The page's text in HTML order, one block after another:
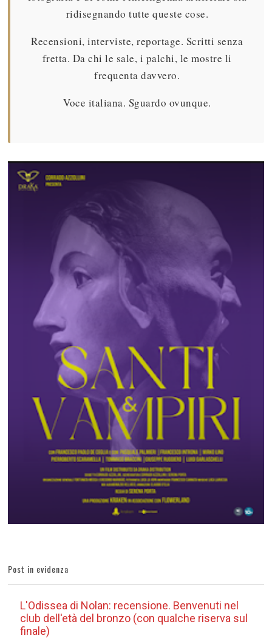
ridisegnando tutte queste cose.
Recensioni, interviste, reportage. Scritti senza
fretta. Da chi le sale, i palchi, le mostre li
frequenta davvero.
Voce italiana. Sguardo ovunque.
Post in evidenza
L'Odissea di Nolan: recensione. Benvenuti nel
club dell'età del bronzo (con qualche riserva sul
finale)